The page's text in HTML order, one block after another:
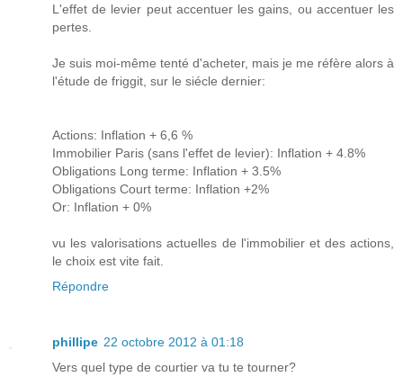
L'effet de levier peut accentuer les gains, ou accentuer les
pertes.
Je suis moi-même tenté d'acheter, mais je me réfère alors à
l'étude de friggit, sur le siécle dernier:
Actions: Inflation + 6,6 %
Immobilier Paris (sans l'effet de levier): Inflation + 4.8%
Obligations Long terme: Inflation + 3.5%
Obligations Court terme: Inflation +2%
Or: Inflation + 0%
vu les valorisations actuelles de l'immobilier et des actions,
le choix est vite fait.
Répondre
phillipe 22 octobre 2012 à 01:18
Vers quel type de courtier va tu te tourner?